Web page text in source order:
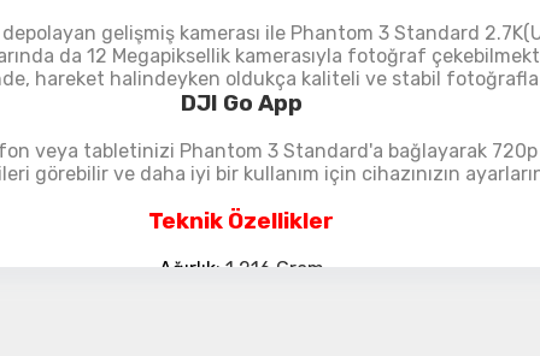
Drone Malzemeleri
Alt kategorileri görmek için hemen tıklayın.
Ürünleri görmek için hemen tıklayın.
gelişmiş kamerası ile Phantom 3 Standard
da 12 Megapiksellik kamerasıyla fotoğraf
hareket halindeyken oldukça kaliteli ve stabil
DJI Go App
veya tabletinizi Phantom 3 Standard'a bağlayarak
görebilir ve daha iyi bir kullanım için cihazınızın
Teknik Özellikler
Ağırlık: 1.216 Gram